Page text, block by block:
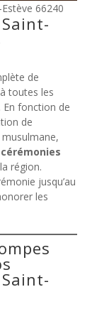
66240
de
toutes les
fonction de
de
cérémonies
région.
jusqu’au
les